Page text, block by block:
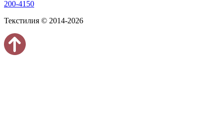
200-4150
Текстилия © 2014-2026